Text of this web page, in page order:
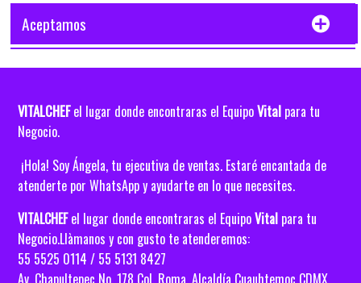
Aceptamos
VITALCHEFel lugar donde encontraras el EquipoVital para tu
Negocio.
¡Hola! Soy Ángela, tu ejecutiva de ventas. Estaré encantada de
atenderte por WhatsApp y ayudarte en lo que necesites.
VITALCHEFel lugar donde encontraras el EquipoVital para tu
Negocio.Llàmanos y con gusto te atenderemos:
55 5525 0114 / 55 5131 8427